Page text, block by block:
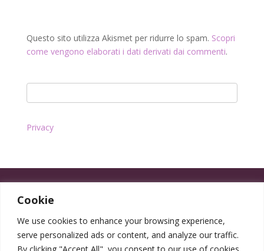
Cookie
We use cookies to enhance your browsing experience,
serve personalized ads or content, and analyze our traffic.
By clicking "Accept All", you consent to our use of cookies.
Questo sito utilizza Akismet per ridurre lo spam. Scopri
come vengono elaborati i dati derivati dai commenti.
Privacy